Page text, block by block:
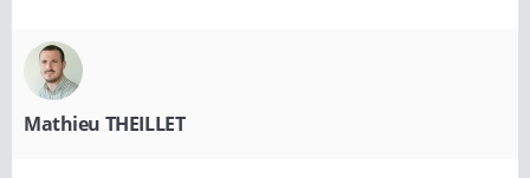
Mathieu THEILLET